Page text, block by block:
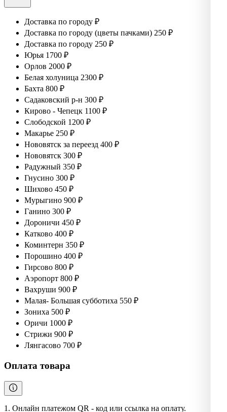
Доставка по городу ₽
Доставка по городу (цветы пачками) 250 ₽
Доставка по городу 250 ₽
Юрья 1700 ₽
Орлов 2000 ₽
Белая холуница 2300 ₽
Бахта 800 ₽
Садаковский р-н 300 ₽
Кирово - Чепецк 1100 ₽
Слободской 1200 ₽
Макарье 250 ₽
Нововятск за переезд 400 ₽
Нововятск 300 ₽
Радужный 350 ₽
Гнусино 300 ₽
Шихово 450 ₽
Мурыгино 900 ₽
Ганино 300 ₽
Дороничи 450 ₽
Катково 400 ₽
Коминтерн 350 ₽
Порошино 400 ₽
Гирсово 800 ₽
Аэропорт 800 ₽
Вахруши 900 ₽
Малая- Большая субботиха 550 ₽
Зониха 500 ₽
Оричи 1000 ₽
Стрижи 900 ₽
Лянгасово 700 ₽
Оплата товара
1. Онлайн платежом QR - код или ссылка на оплату.